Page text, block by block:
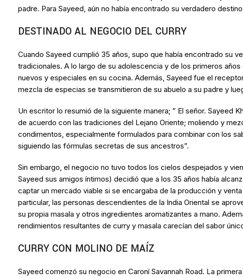
padre. Para Sayeed, aún no había encontrado su verdadero
DESTINADO AL NEGOCIO DEL CURRY
Cuando Sayeed cumplió 35 años, supo que había encontrado su
tradicionales. A lo largo de su adolescencia y de los primeros
nuevos y especiales en su cocina. Además, Sayeed fue el
mezcla de especias se transmitieron de su abuelo a su padre y
Un escritor lo resumió de la siguiente manera; ” El señor. Sayeed
de acuerdo con las tradiciones del Lejano Oriente; moliendo y
condimentos, especialmente formulados para combinar con los
siguiendo las fórmulas secretas de sus ancestros”.
Sin embargo, el negocio no tuvo todos los cielos despejados y
Sayeed sus amigos íntimos) decidió que a los 35 años había
captar un mercado viable si se encargaba de la producción y
particular, las personas descendientes de la India Oriental se
su propia masala y otros ingredientes aromatizantes a mano.
rendimientos resultantes de curry y masala carecían del sabor
CURRY CON MOLINO DE MAÍZ
Sayeed comenzó su negocio en Caroní Savannah Road. La